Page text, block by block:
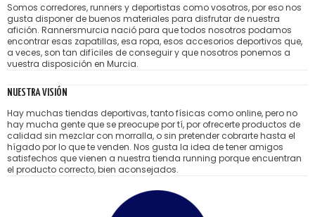
Somos corredores, runners y deportistas como vosotros, por eso nos
gusta disponer de buenos materiales para disfrutar de nuestra
afición. Rannersmurcia nació para que todos nosotros podamos
encontrar esas zapatillas, esa ropa, esos accesorios deportivos que,
a veces, son tan difíciles de conseguir y que nosotros ponemos a
vuestra disposición en Murcia.
NUESTRA VISIÓN
Hay muchas tiendas deportivas, tanto físicas como online, pero no
hay mucha gente que se preocupe por tí, por ofrecerte productos de
calidad sin mezclar con morralla, o sin pretender cobrarte hasta el
hígado por lo que te venden. Nos gusta la idea de tener amigos
satisfechos que vienen a nuestra tienda running porque encuentran
el producto correcto, bien aconsejados.